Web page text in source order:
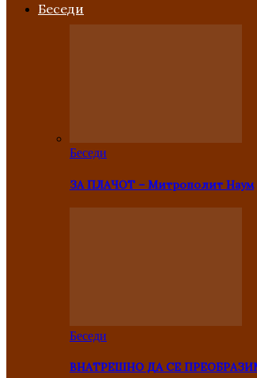
Беседи
Беседи
ЗА ПЛАЧОТ – Митрополит Наум
Беседи
ВНАТРЕШНО ДА СЕ